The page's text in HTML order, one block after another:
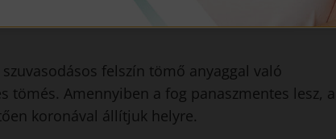
felszín tömő anyaggal való
tömés. Amennyiben a fog panaszmentes lesz, a
koronával állítjuk helyre.